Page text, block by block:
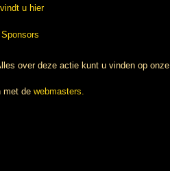
u hier
Sponsors
over deze actie kunt u vinden op onze
met de webmasters.